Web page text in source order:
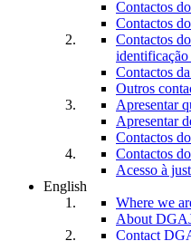
Contactos
Contactos
Contactos
Contactos
Outros
Apresentar
Apresentar
Contactos
Contactos
Acesso à
English
Where we
About
Contact